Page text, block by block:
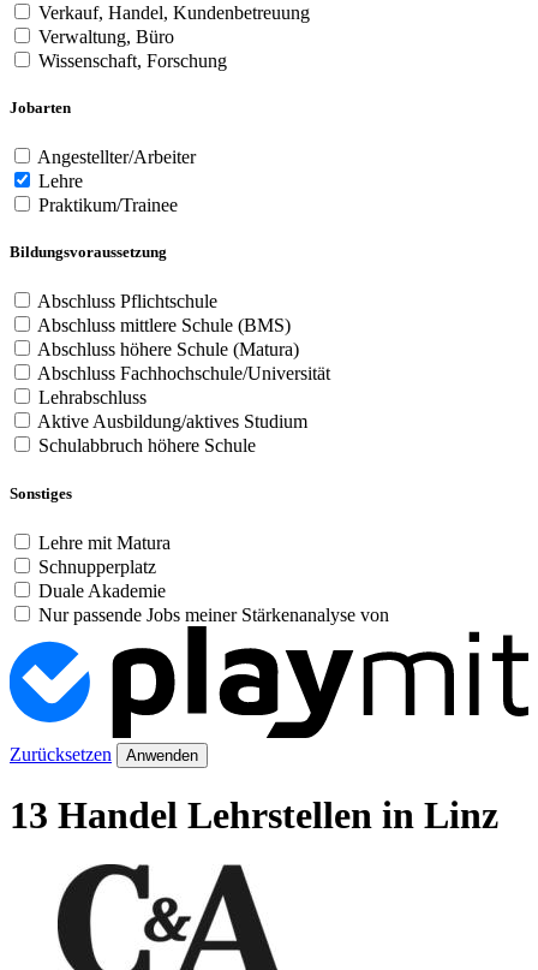
Verkauf, Handel, Kundenbetreuung
Verwaltung, Büro
Wissenschaft, Forschung
Jobarten
Angestellter/Arbeiter
Lehre
Praktikum/Trainee
Bildungsvoraussetzung
Abschluss Pflichtschule
Abschluss mittlere Schule (BMS)
Abschluss höhere Schule (Matura)
Abschluss Fachhochschule/Universität
Lehrabschluss
Aktive Ausbildung/aktives Studium
Schulabbruch höhere Schule
Sonstiges
Lehre mit Matura
Schnupperplatz
Duale Akademie
Nur passende Jobs meiner Stärkenanalyse von
Zurücksetzen Anwenden
13 Handel Lehrstellen in Linz